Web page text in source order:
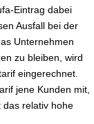
Eintrag dabei
Ausfall bei der
Unternehmen
zu bleiben, wird
eingerechnet.
jene Kunden mit,
das relativ hohe